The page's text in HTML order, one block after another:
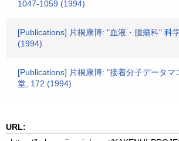
1047-1059 (1994)
[Publications] 片桐康博: "血液・腫瘍科" 科
(1994)
[Publications] 片桐康博: "接着分子データマ
堂, 172 (1994)
URL: